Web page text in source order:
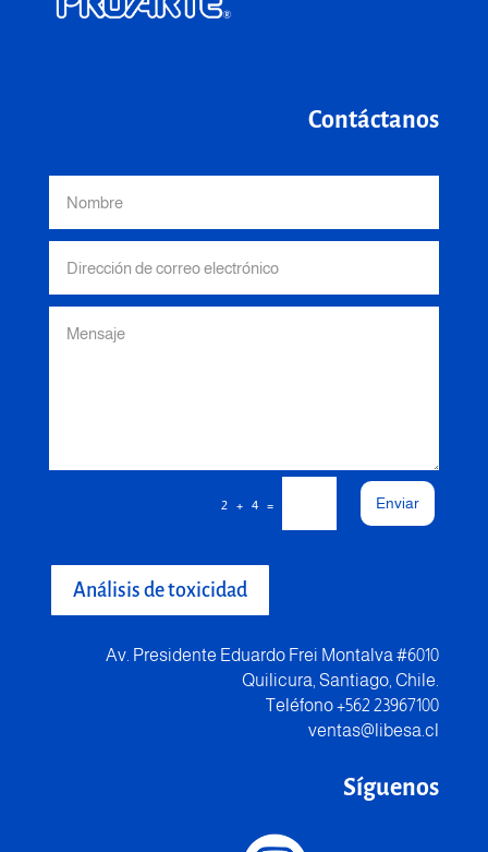
Contáctanos
2 + 4 = Enviar
Análisis de toxicidad
Av. Presidente Eduardo Frei Montalva #6010
Quilicura, Santiago, Chile.
Teléfono +562 23967100
ventas@libesa.cl
Síguenos